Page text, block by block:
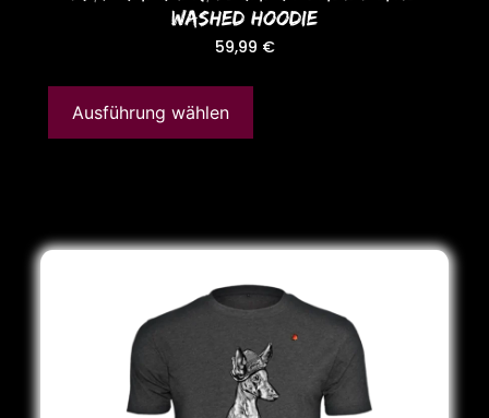
WASHED HooDIE
59,99 €
Ausführung wählen